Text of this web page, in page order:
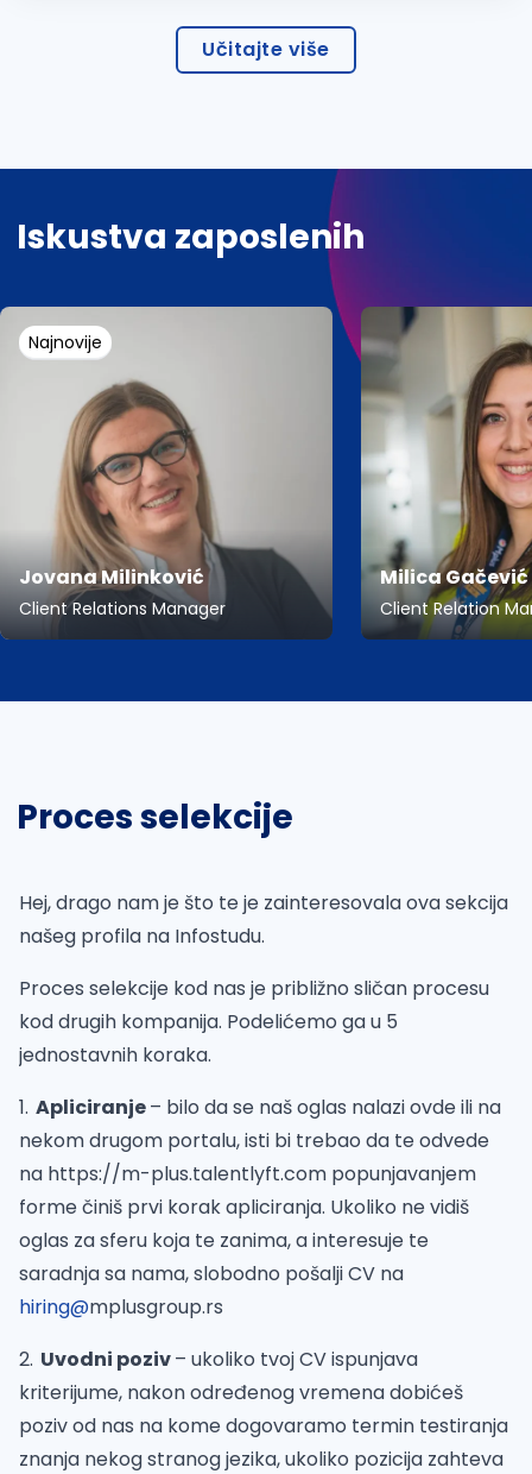
Učitajte više
Iskustva zaposlenih
Najnovije
Jovana Milinković
Client Relations Manager
Milica Gačević
Client Relation
Proces selekcije
Hej, drago nam je što te je zainteresovala ova sekcija
našeg profila na Infostudu.
Proces selekcije kod nas je približno sličan procesu
kod drugih kompanija. Podelićemo ga u 5
jednostavnih koraka.
1. Apliciranje– bilo da se naš oglas nalazi ovde ili na
nekom drugom portalu, isti bi trebao da te odvede
na https://m-plus.talentlyft.com popunjavanjem
forme činiš prvi korak apliciranja. Ukoliko ne vidiš
oglas za sferu koja te zanima, a interesuje te
saradnja sa nama, slobodno pošalji CV na
hiring@mplusgroup.rs
2. Uvodni poziv– ukoliko tvoj CV ispunjava
kriterijume, nakon određenog vremena dobićeš
poziv od nas na kome dogovaramo termin testiranja
znanja nekog stranog jezika, ukoliko pozicija zahteva